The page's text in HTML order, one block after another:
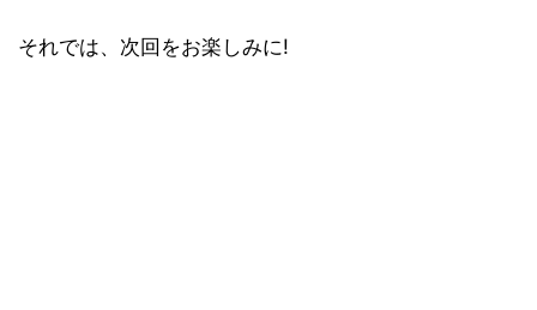
それでは、次回をお楽しみに!